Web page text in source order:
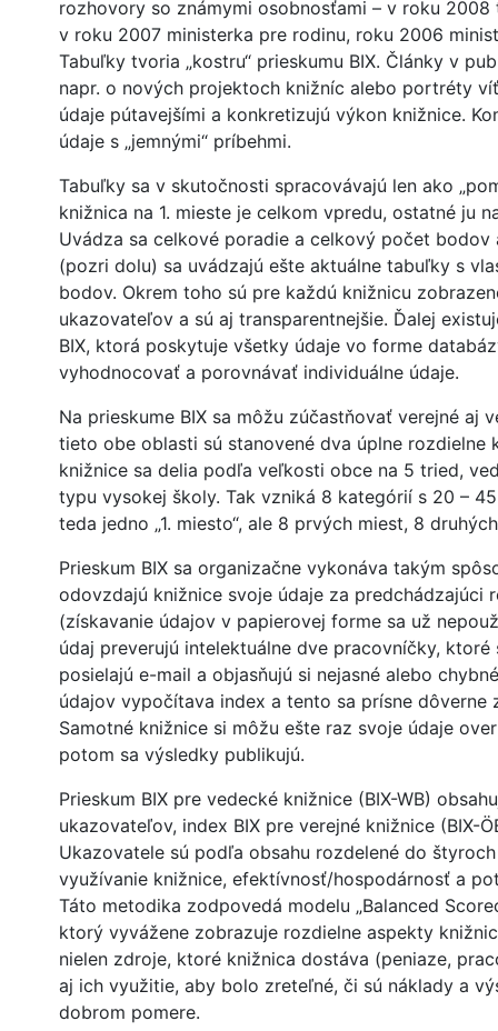
rozhovory so známymi osobnosťami – v roku
v roku 2007 ministerka pre rodinu, roku 2006
Tabuľky tvoria „kostru“ prieskumu BIX. Články v
napr. o nových projektoch knižníc alebo portréty
údaje pútavejšími a konkretizujú výkon knižnice.
údaje s „jemnými“ príbehmi.
Tabuľky sa v skutočnosti spracovávajú len ako
knižnica na 1. mieste je celkom vpredu, ostatné ju
Uvádza sa celkové poradie a celkový počet bodov
(pozri dolu) sa uvádzajú ešte aktuálne tabuľky s
bodov. Okrem toho sú pre každú knižnicu
ukazovateľov a sú aj transparentnejšie. Ďalej
BIX, ktorá poskytuje všetky údaje vo forme
vyhodnocovať a porovnávať individuálne údaje.
Na prieskume BIX sa môžu zúčastňovať verejné aj
tieto obe oblasti sú stanovené dva úplne rozdielne
knižnice sa delia podľa veľkosti obce na 5 tried,
typu vysokej školy. Tak vzniká 8 kategórií s 20 –
teda jedno „1. miesto“, ale 8 prvých miest, 8
Prieskum BIX sa organizačne vykonáva takým
odovzdajú knižnice svoje údaje za predchádzajúci
(získavanie údajov v papierovej forme sa už
údaj preverujú intelektuálne dve pracovníčky,
posielajú e-mail a objasňujú si nejasné alebo
údajov vypočítava index a tento sa prísne dôverne
Samotné knižnice si môžu ešte raz svoje údaje
potom sa výsledky publikujú.
Prieskum BIX pre vedecké knižnice (BIX-WB)
ukazovateľov, index BIX pre verejné knižnice (BIX-
Ukazovatele sú podľa obsahu rozdelené do
využívanie knižnice, efektívnosť/hospodárnosť a
Táto metodika zodpovedá modelu „Balanced
ktorý vyvážene zobrazuje rozdielne aspekty
nielen zdroje, ktoré knižnica dostáva (peniaze,
aj ich využitie, aby bolo zreteľné, či sú náklady a
dobrom pomere.